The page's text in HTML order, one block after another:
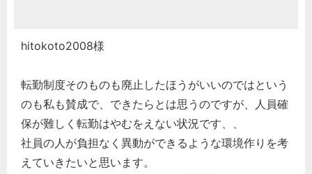
hitokoto2008様
転勤制度そのものも廃止したほうがいいのではという
のも私も賛成で、できたらとは思うのですが、人員確
保が難しく転勤はやむをえない状況です、、
社員の人が負担なく異動ができるような環境作りを考
えていきたいと思います。